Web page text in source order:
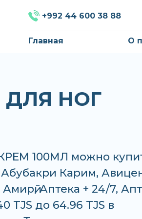
+992 44 600 38 88
Главная О
НОГ
100МЛ можно
Абубакри Карим,
Аптека + 24/7,
TJS до 64.96 TJS в